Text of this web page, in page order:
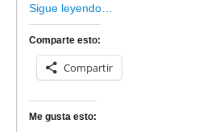
Sigue leyendo…
Comparte esto:
Compartir
Me gusta esto: